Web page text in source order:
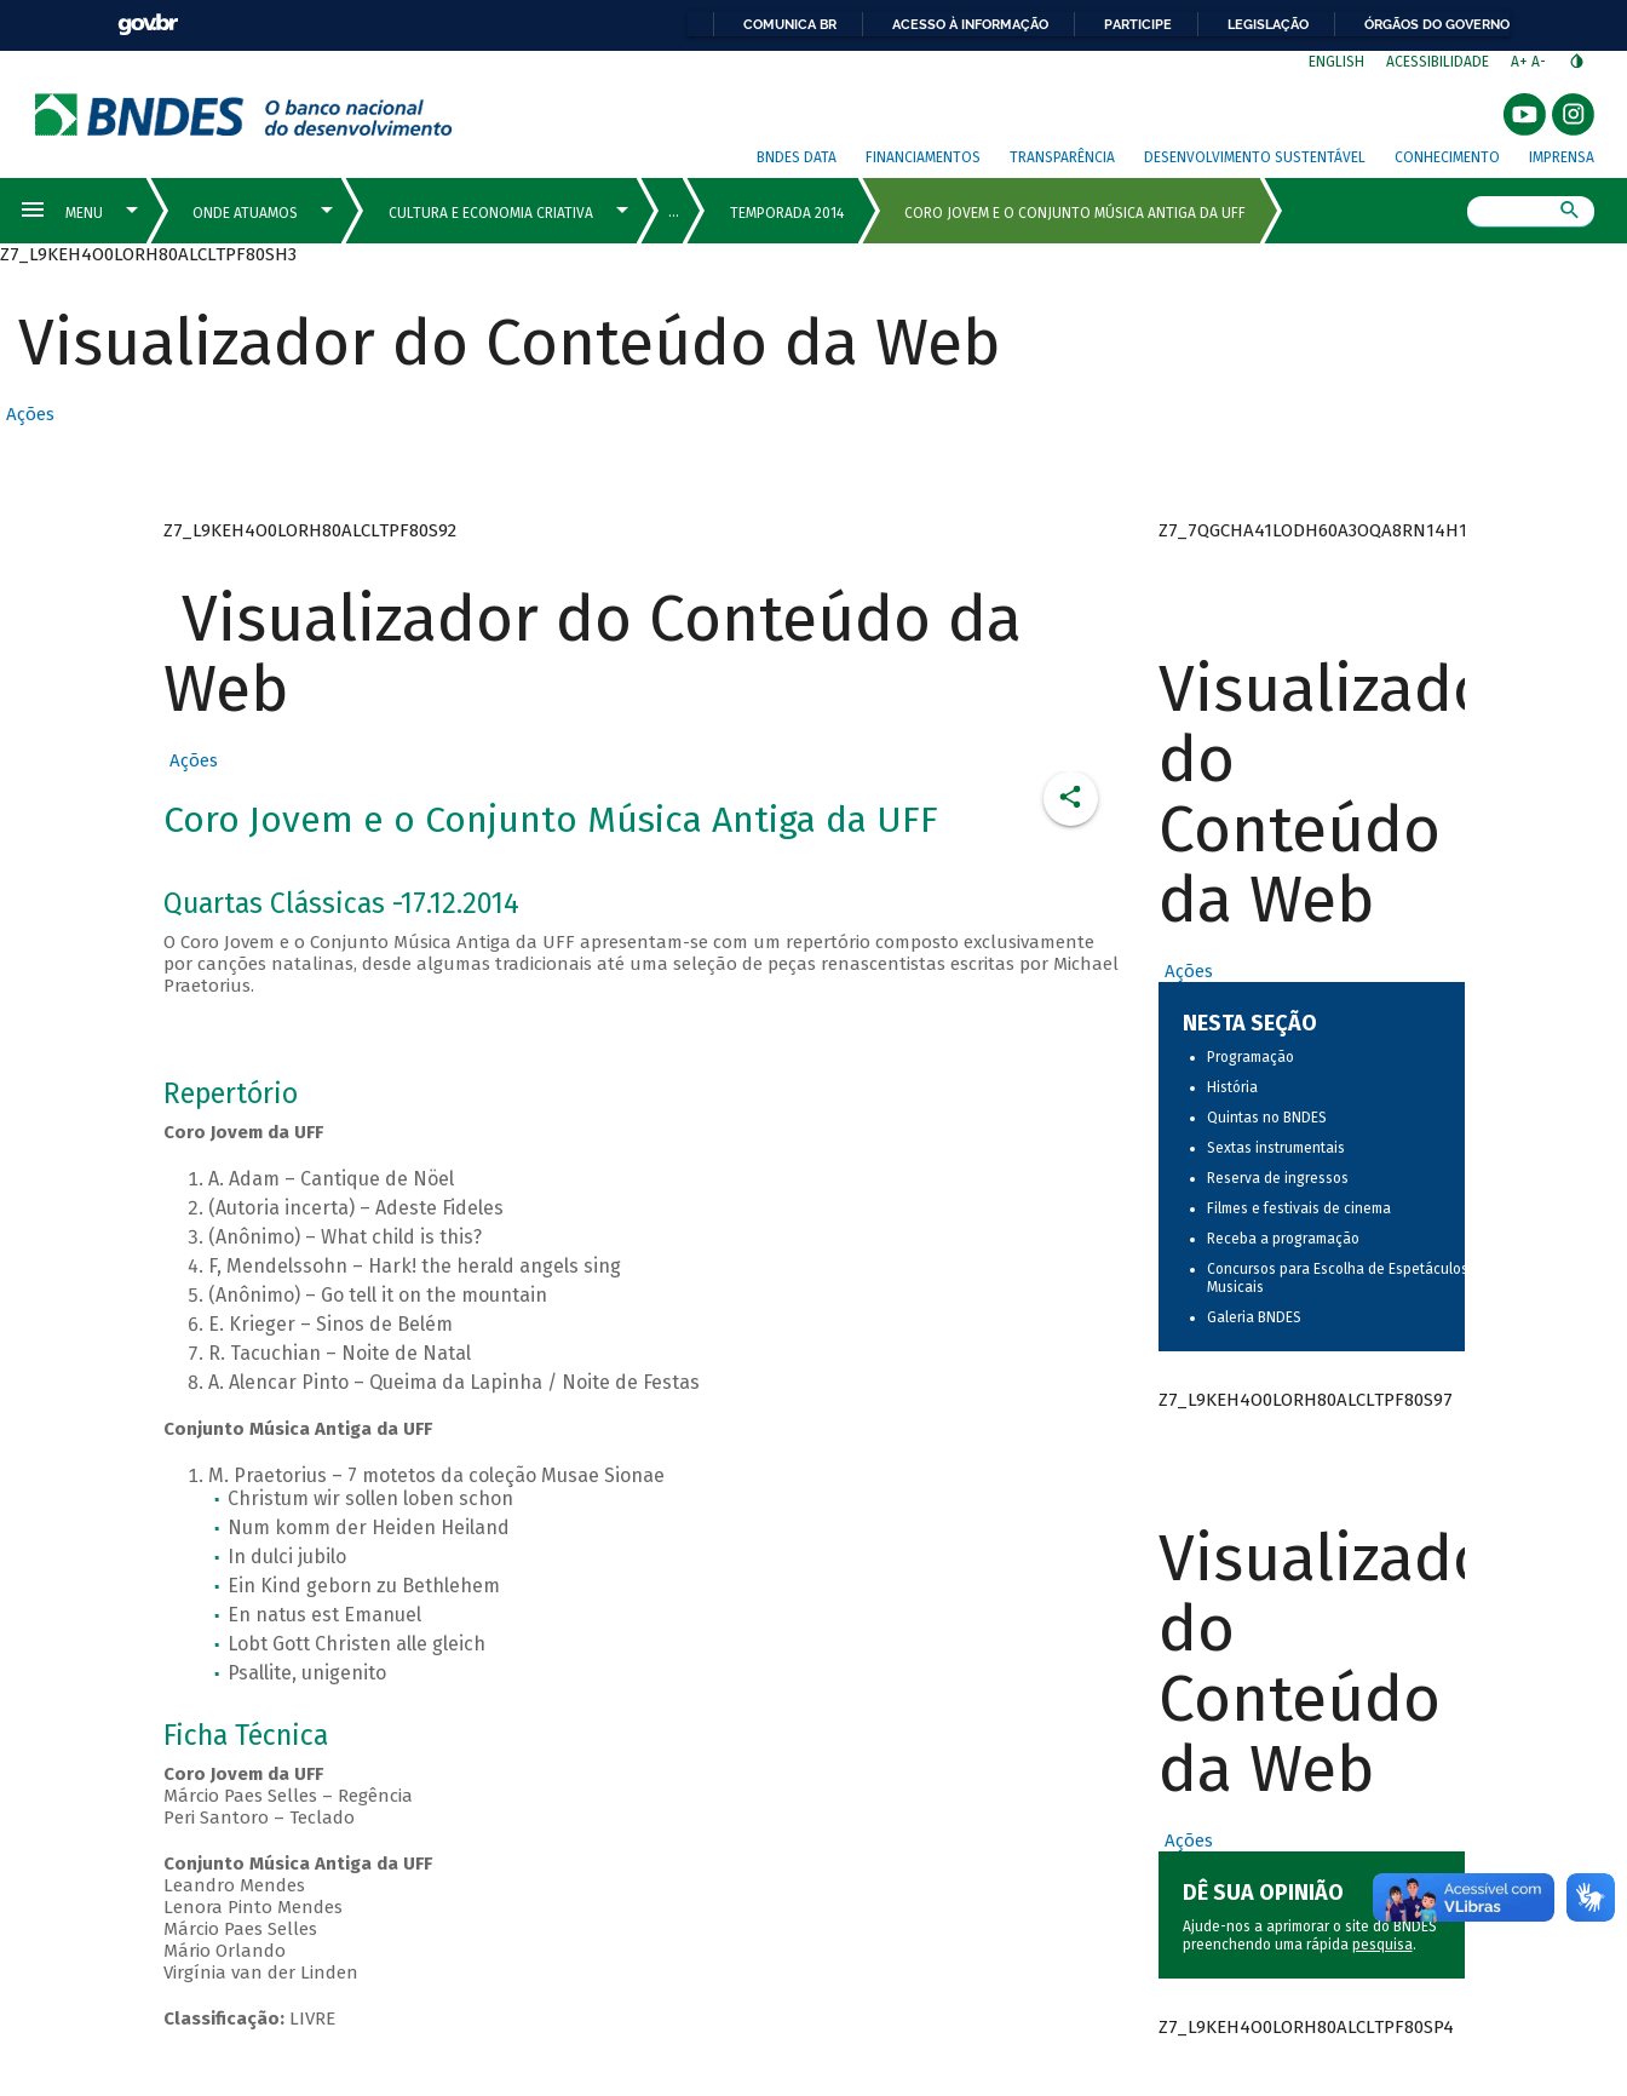
COMUNICA BR ACESSO À INFORMAÇÃO PARTICIPE LEGISLAÇÃO ÓRGÃOS DO GOVERNO
ENGLISH ACESSIBILIDADE A+ A-
BNDES DATA FINANCIAMENTOS TRANSPARÊNCIA DESENVOLVIMENTO SUSTENTÁVEL CONHECIMENTO IMPRENSA
Z7_L9KEH4O0LORH80ALCLTPF80SH3
Visualizador do Conteúdo da Web
Ações
Z7_L9KEH4O0LORH80ALCLTPF80S92
Visualizador do Conteúdo da
Web
Ações
Coro Jovem e o Conjunto Música Antiga da UFF
Quartas Clássicas -17.12.2014
O Coro Jovem e o Conjunto Música Antiga da UFF apresentam-se com um repertório composto exclusivamente
por canções natalinas, desde algumas tradicionais até uma seleção de peças renascentistas escritas por Michael
Praetorius.
Repertório
Coro Jovem da UFF
A. Adam – Cantique de Nöel
(Autoria incerta) – Adeste Fideles
(Anônimo) – What child is this?
F, Mendelssohn – Hark! the herald angels sing
(Anônimo) – Go tell it on the mountain
E. Krieger – Sinos de Belém
R. Tacuchian – Noite de Natal
A. Alencar Pinto – Queima da Lapinha / Noite de Festas
Conjunto Música Antiga da UFF
M. Praetorius – 7 motetos da coleção Musae Sionae
Christum wir sollen loben schon
Num komm der Heiden Heiland
In dulci jubilo
Ein Kind geborn zu Bethlehem
En natus est Emanuel
Lobt Gott Christen alle gleich
Psallite, unigenito
Ficha Técnica
Coro Jovem da UFF
Márcio Paes Selles – Regência
Peri Santoro – Teclado
Conjunto Música Antiga da UFF
Leandro Mendes
Lenora Pinto Mendes
Márcio Paes Selles
Mário Orlando
Virgínia van der Linden
Classificação:LIVRE
Z7_7QGCHA41LODH60A3OQA8RN14H1
Visualizador
do
Conteúdo
da Web
Ações
NESTA SEÇÃO
Programação
História
Quintas no BNDES
Sextas instrumentais
Reserva de ingressos
Filmes e festivais de cinema
Receba a programação
Concursos para Escolha de Espetáculos
Musicais
Galeria BNDES
Z7_L9KEH4O0LORH80ALCLTPF80S97
Visualizador
do
Conteúdo
da Web
Ações
DÊ SUA OPINIÃO
Ajude-nos a aprimorar o site do BNDES
preenchendo uma rápida pesquisa.
Z7_L9KEH4O0LORH80ALCLTPF80SP4